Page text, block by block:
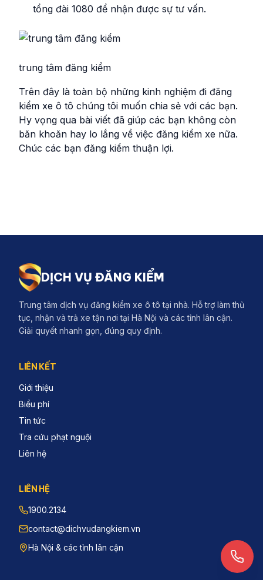
tổng đài 1080 để nhận được sự tư vấn.
trung tâm đăng kiểm
Trên đây là toàn bộ những kinh nghiệm đi đăng
kiểm xe ô tô chúng tôi muốn chia sẻ với các bạn.
Hy vọng qua bài viết đã giúp các bạn không còn
băn khoăn hay lo lắng về việc đăng kiểm xe nữa.
Chúc các bạn đăng kiểm thuận lợi.
DỊCH VỤ ĐĂNG KIỂM
Trung tâm dịch vụ đăng kiểm xe ô tô tại nhà. Hỗ trợ làm thủ
tục, nhận và trả xe tận nơi tại Hà Nội và các tỉnh lân cận.
Giải quyết nhanh gọn, đúng quy định.
LIÊN KẾT
Giới thiệu
Biểu phí
Tin tức
Tra cứu phạt nguội
Liên hệ
LIÊN HỆ
1900.2134
contact@dichvudangkiem.vn
Hà Nội & các tỉnh lân cận